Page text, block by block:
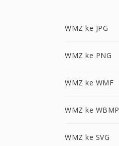
WMZ ke JPG
WMZ ke PNG
WMZ ke WMF
WMZ ke WBMP
WMZ ke SVG